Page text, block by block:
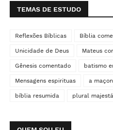
TEMAS DE ESTUDO
Reflexões Bíblicas Bíblia
Unicidade de Deus Mateus
Gênesis comentado batismo
Mensagens espirituas a
bíblia resumida plural